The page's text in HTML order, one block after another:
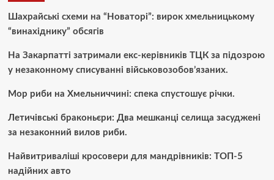
Шахрайські схеми на “Новаторі”: вирок хмельницькому
“винахіднику” обсягів
На Закарпатті затримали екс-керівників ТЦК за підозрою
у незаконному списуванні військовозобов’язаних.
Мор риби на Хмельниччині: спека спустошує річки.
Летичівські браконьєри: Два мешканці селища засуджені
за незаконний вилов риби.
Найвитриваліші кросовери для мандрівників: ТОП-5
надійних авто